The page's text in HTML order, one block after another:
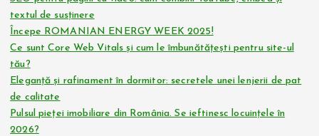
textul de susținere
Începe ROMANIAN ENERGY WEEK 2025!
Ce sunt Core Web Vitals și cum le îmbunătățești pentru site-ul
tău?
Eleganță și rafinament în dormitor: secretele unei lenjerii de pat
de calitate
Pulsul pieței imobiliare din România. Se ieftinesc locuințele în
2026?